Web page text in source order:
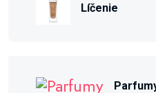
Líčenie